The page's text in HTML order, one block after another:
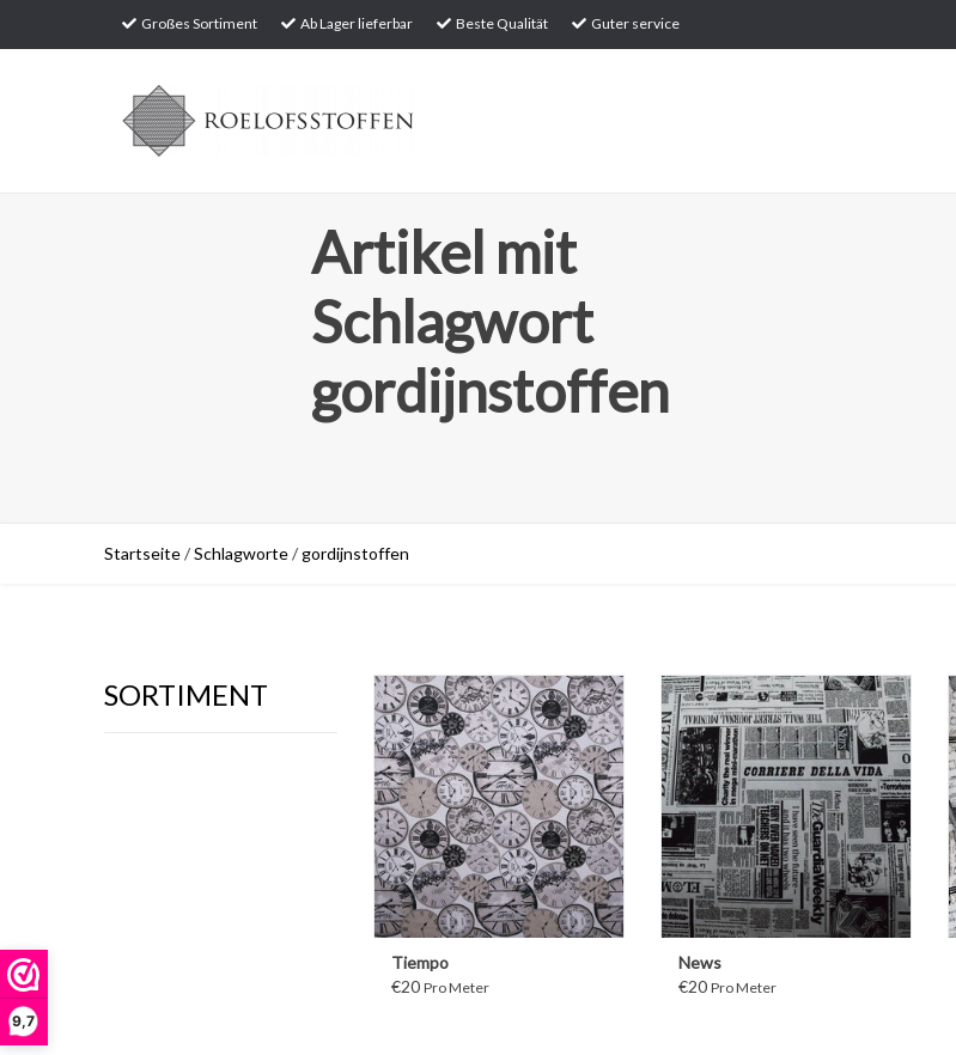
9,7
Großes Sortiment Ab Lager lieferbar Beste Qualität Guter service
Artikel mit
Schlagwort
gordijnstoffen
Startseite/Schlagworte/gordijnstoffen
SORTIMENT
WEITER
Tiempo
€20 Pro Meter
WEITER
News
€20 Pro Meter